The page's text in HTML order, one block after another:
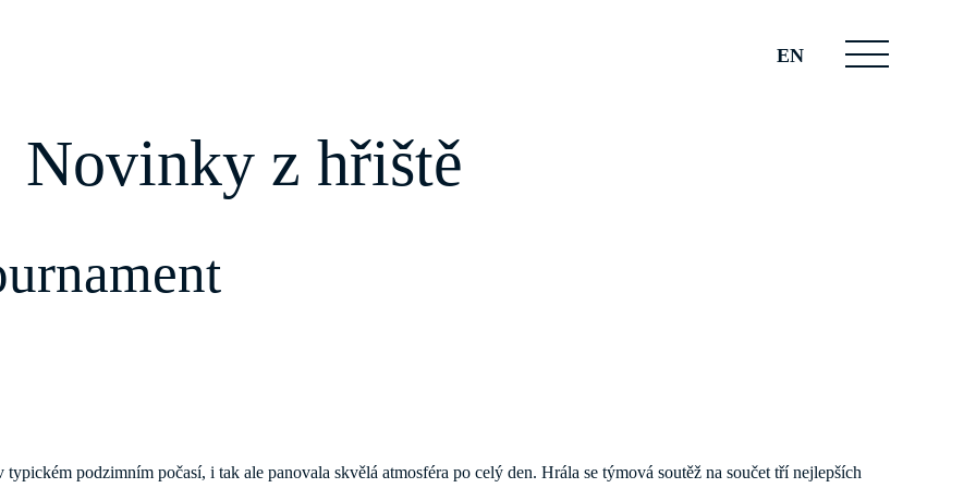
EN
Novinky z hřiště
typickém podzimním počasí, i tak ale panovala skvělá atmosféra po celý den. Hrála se týmová soutěž na součet tří nejlepších